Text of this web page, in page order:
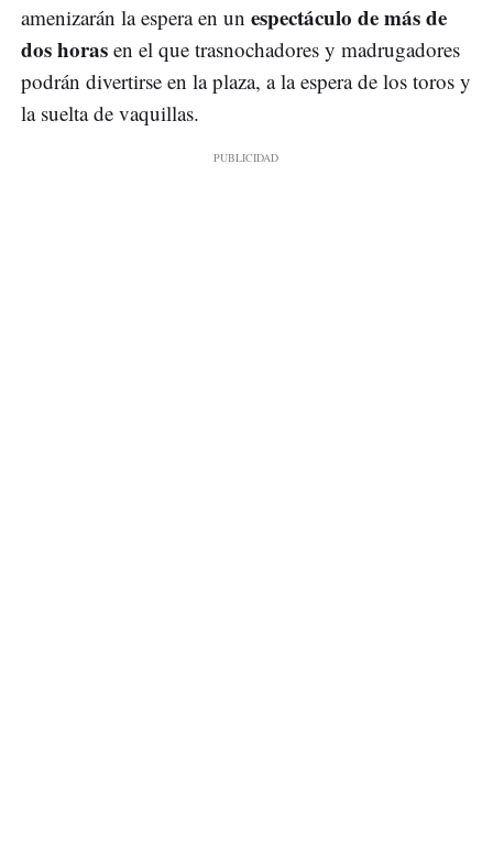
amenizarán la espera en un espectáculo de más de
dos horas en el que trasnochadores y madrugadores
podrán divertirse en la plaza, a la espera de los toros y
la suelta de vaquillas.